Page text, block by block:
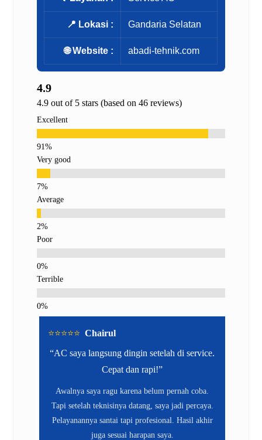
📍 Lokasi : Gandaria Selatan
🌐 Website : abadi-tehnik.com
4.9
4.9 out of 5 stars (based on 46 reviews)
Excellent
Very good
Average
Poor
Terrible
⭐️⭐️⭐️⭐️⭐️ Chairul
“AC saya langsung dingin setelah di service.
Cepat dan rapi!”
Awalnya saya ragu karena belum pernah coba.
Tapi setelah teknisinya datang, saya jadi percaya.
Pelayanannya santai tapi profesional. Hasil akhir
juga sesuai harapan saya.